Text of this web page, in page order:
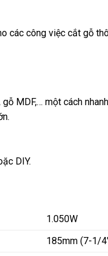
công việc cắt gỗ
MDF,… một cách
DIY.
1.050W
185mm (7-1/